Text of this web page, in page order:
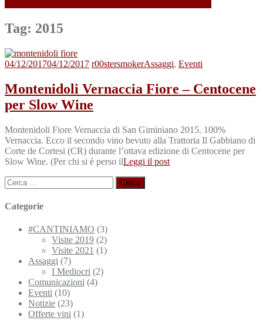
Tag: 2015
04/12/201704/12/2017 r00stersmokerAssaggi, Eventi
Montenidoli Vernaccia Fiore – Centocene
per Slow Wine
Montenidoli Fiore Vernaccia di San Giminiano 2015. 100%
Vernaccia. Ecco il secondo vino bevuto alla Trattoria Il Gabbiano di
Corte de Cortesi (CR) durante l’ottava edizione di Centocene per
Slow Wine. (Per chi si è perso ilLeggi il post
Ricerca
per:
Categorie
#CANTINIAMO (3)
Visite 2019 (2)
Visite 2021 (1)
Assaggi (7)
I Mediocri (2)
Comunicazioni (4)
Eventi (10)
Notizie (23)
Offerte vini (1)